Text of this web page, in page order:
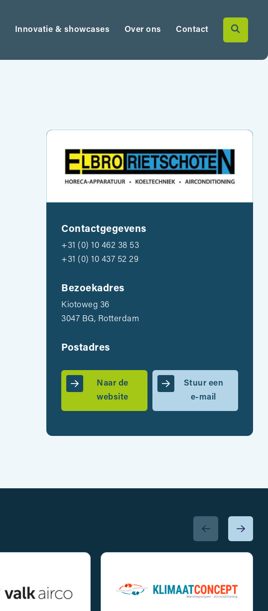
Innovatie & showcases Over ons Contact
Contactgegevens
+31 (0) 10 462 38 53
+31 (0) 10 437 52 29
Bezoekadres
Kiotoweg 36
3047 BG, Rotterdam
Postadres
Naar de
website
Stuur een
e-mail